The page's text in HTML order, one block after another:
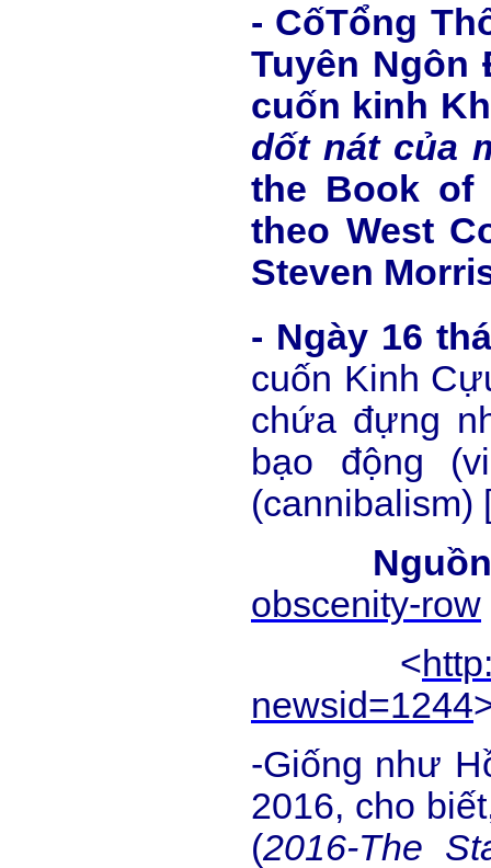
- CốTổng
Tuyên Ngôn
cuốn kinh
dốt nát của
the Book of
theo West
Steven
- Ngày 16
cuốn Kinh
chứa đựng
bạo động
(cannibalism)
obscenity-row
<
newsid=1244
-Giống như
2016, cho
(2016-The